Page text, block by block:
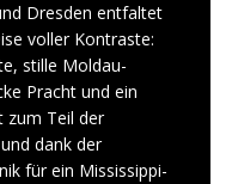
Dresden entfaltet
voller Kontraste:
stille Moldau-
Pracht und ein
zum Teil der
dank der
für ein Mississippi-